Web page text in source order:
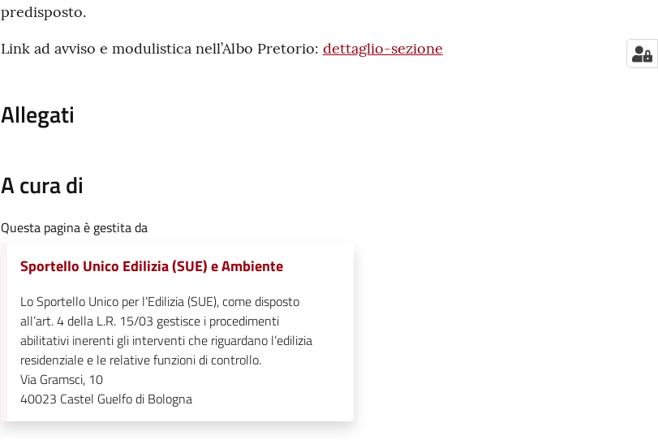
predisposto.
Link ad avviso e modulistica nell’Albo Pretorio: dettaglio-sezione
Allegati
A cura di
Questa pagina è gestita da
Sportello Unico Edilizia (SUE) e Ambiente
Lo Sportello Unico per l’Edilizia (SUE), come disposto
all’art. 4 della L.R. 15/03 gestisce i procedimenti
abilitativi inerenti gli interventi che riguardano l’edilizia
residenziale e le relative funzioni di controllo.
Via Gramsci, 10
40023 Castel Guelfo di Bologna